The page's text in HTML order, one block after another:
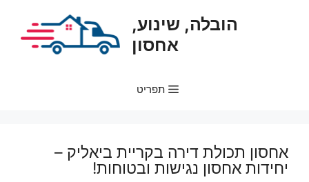
הובלה, שינוע,
אחסון
תפריט
אחסון תכולת דירה בקריית ביאליק –
יחידות אחסון נגישות ובטוחות!